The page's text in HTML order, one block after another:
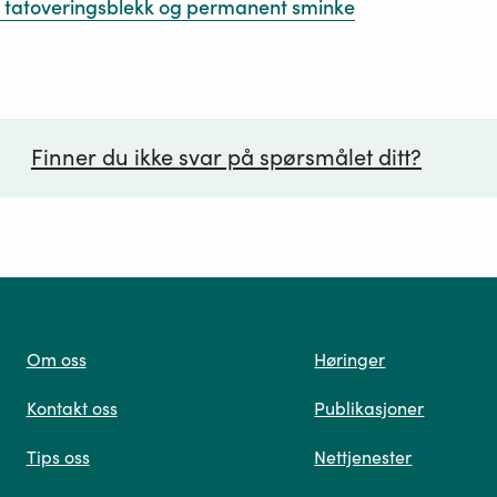
tatoveringsblekk og permanent sminke
Finner du ikke svar på spørsmålet ditt?
oss
Om oss
Kontakt oss
Tips oss
Høringer
Publikasjoner
Nettjenester